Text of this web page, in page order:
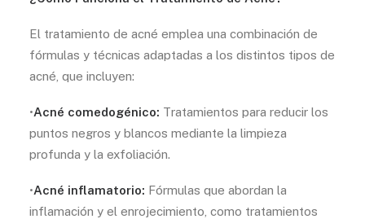
El tratamiento de acné emplea una combinación de
fórmulas y técnicas adaptadas a los distintos tipos de
acné, que incluyen:
•Acné comedogénico: Tratamientos para reducir los
puntos negros y blancos mediante la limpieza
profunda y la exfoliación.
•Acné inflamatorio: Fórmulas que abordan la
inflamación y el enrojecimiento, como tratamientos